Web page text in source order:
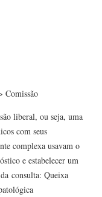
Comissão
liberal, ou seja, uma
com seus
complexa usavam o
e estabelecer um
consulta: Queixa